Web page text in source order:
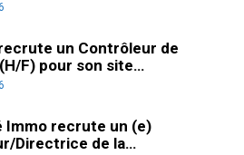
un Contrôleur de
F) pour son site…
Immo recrute un (e)
Directrice de la…